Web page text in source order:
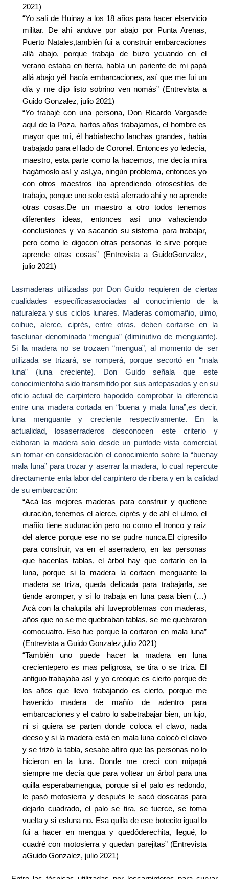
2021)
“Yo salí de Huinay a los 18 años para hacer elservicio
militar. De ahí anduve por abajo por Punta Arenas,
Puerto Natales,también fui a construir embarcaciones
allá abajo, porque trabaja de buzo ycuando en el
verano estaba en tierra, había un pariente de mi papá
allá abajo yél hacía embarcaciones, así que me fui un
día y me dijo listo sobrino ven nomás” (Entrevista a
Guido Gonzalez, julio 2021)
“Yo trabajé con una persona, Don Ricardo Vargasde
aquí de la Poza, hartos años trabajamos, el hombre es
mayor que mí, él habíahecho lanchas grandes, había
trabajado para el lado de Coronel. Entonces yo ledecía,
maestro, esta parte como la hacemos, me decía mira
hagámoslo así y así,ya, ningún problema, entonces yo
con otros maestros iba aprendiendo otrosestilos de
trabajo, porque uno solo está aferrado ahí y no aprende
otras cosas.De un maestro a otro todos tenemos
diferentes ideas, entonces así uno vahaciendo
conclusiones y va sacando su sistema para trabajar,
pero como le digocon otras personas le sirve porque
aprende otras cosas” (Entrevista a GuidoGonzalez,
julio 2021)
Lasmaderas utilizadas por Don Guido requieren de ciertas
cualidades específicasasociadas al conocimiento de la
naturaleza y sus ciclos lunares. Maderas comomañio, ulmo,
coihue, alerce, ciprés, entre otras, deben cortarse en la
faselunar denominada “mengua” (diminutivo de menguante).
Si la madera no se trozaen “mengua”, al momento de ser
utilizada se trizará, se romperá, porque secortó en “mala
luna” (luna creciente). Don Guido señala que este
conocimientoha sido transmitido por sus antepasados y en su
oficio actual de carpintero hapodido comprobar la diferencia
entre una madera cortada en “buena y mala luna”,es decir,
luna menguante y creciente respectivamente. En la
actualidad, losaserraderos desconocen este criterio y
elaboran la madera solo desde un puntode vista comercial,
sin tomar en consideración el conocimiento sobre la “buenay
mala luna” para trozar y aserrar la madera, lo cual repercute
directamente enla labor del carpintero de ribera y en la calidad
de su embarcación:
“Acá las mejores maderas para construir y quetiene
duración, tenemos el alerce, ciprés y de ahí el ulmo, el
mañío tiene suduración pero no como el tronco y raíz
del alerce porque ese no se pudre nunca.El cipresillo
para construir, va en el aserradero, en las personas
que hacenlas tablas, el árbol hay que cortarlo en la
luna, porque si la madera la cortaen menguante la
madera se triza, queda delicada para trabajarla, se
tiende aromper, y si lo trabaja en luna pasa bien (…)
Acá con la chalupita ahí tuveproblemas con maderas,
años que no se me quebraban tablas, se me quebraron
comocuatro. Eso fue porque la cortaron en mala luna”
(Entrevista a Guido Gonzalez,julio 2021)
“También uno puede hacer la madera en luna
crecientepero es mas peligrosa, se tira o se triza. El
antiguo trabajaba así y yo creoque es cierto porque de
los años que llevo trabajando es cierto, porque me
havenido madera de mañío de adentro para
embarcaciones y el cabro lo sabetrabajar bien, un lujo,
ni si quiera se parten donde coloca el clavo, nada
deeso y si la madera está en mala luna colocó el clavo
y se trizó la tabla, sesabe altiro que las personas no lo
hicieron en la luna. Donde me crecí con mipapá
siempre me decía que para voltear un árbol para una
quilla esperabamengua, porque si el palo es redondo,
le pasó motosierra y después le sacó doscaras para
dejarlo cuadrado, el palo se tira, se tuerce, se toma
vuelta y si esluna no. Esa quilla de ese botecito igual lo
fui a hacer en mengua y quedóderechita, llegué, lo
cuadré con motosierra y quedan parejitas” (Entrevista
aGuido Gonzalez, julio 2021)